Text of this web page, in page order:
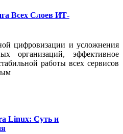
Всех Слоев ИТ-
цифровизации и усложнения
организаций, эффективное
работы всех сервисов
Linux: Суть и